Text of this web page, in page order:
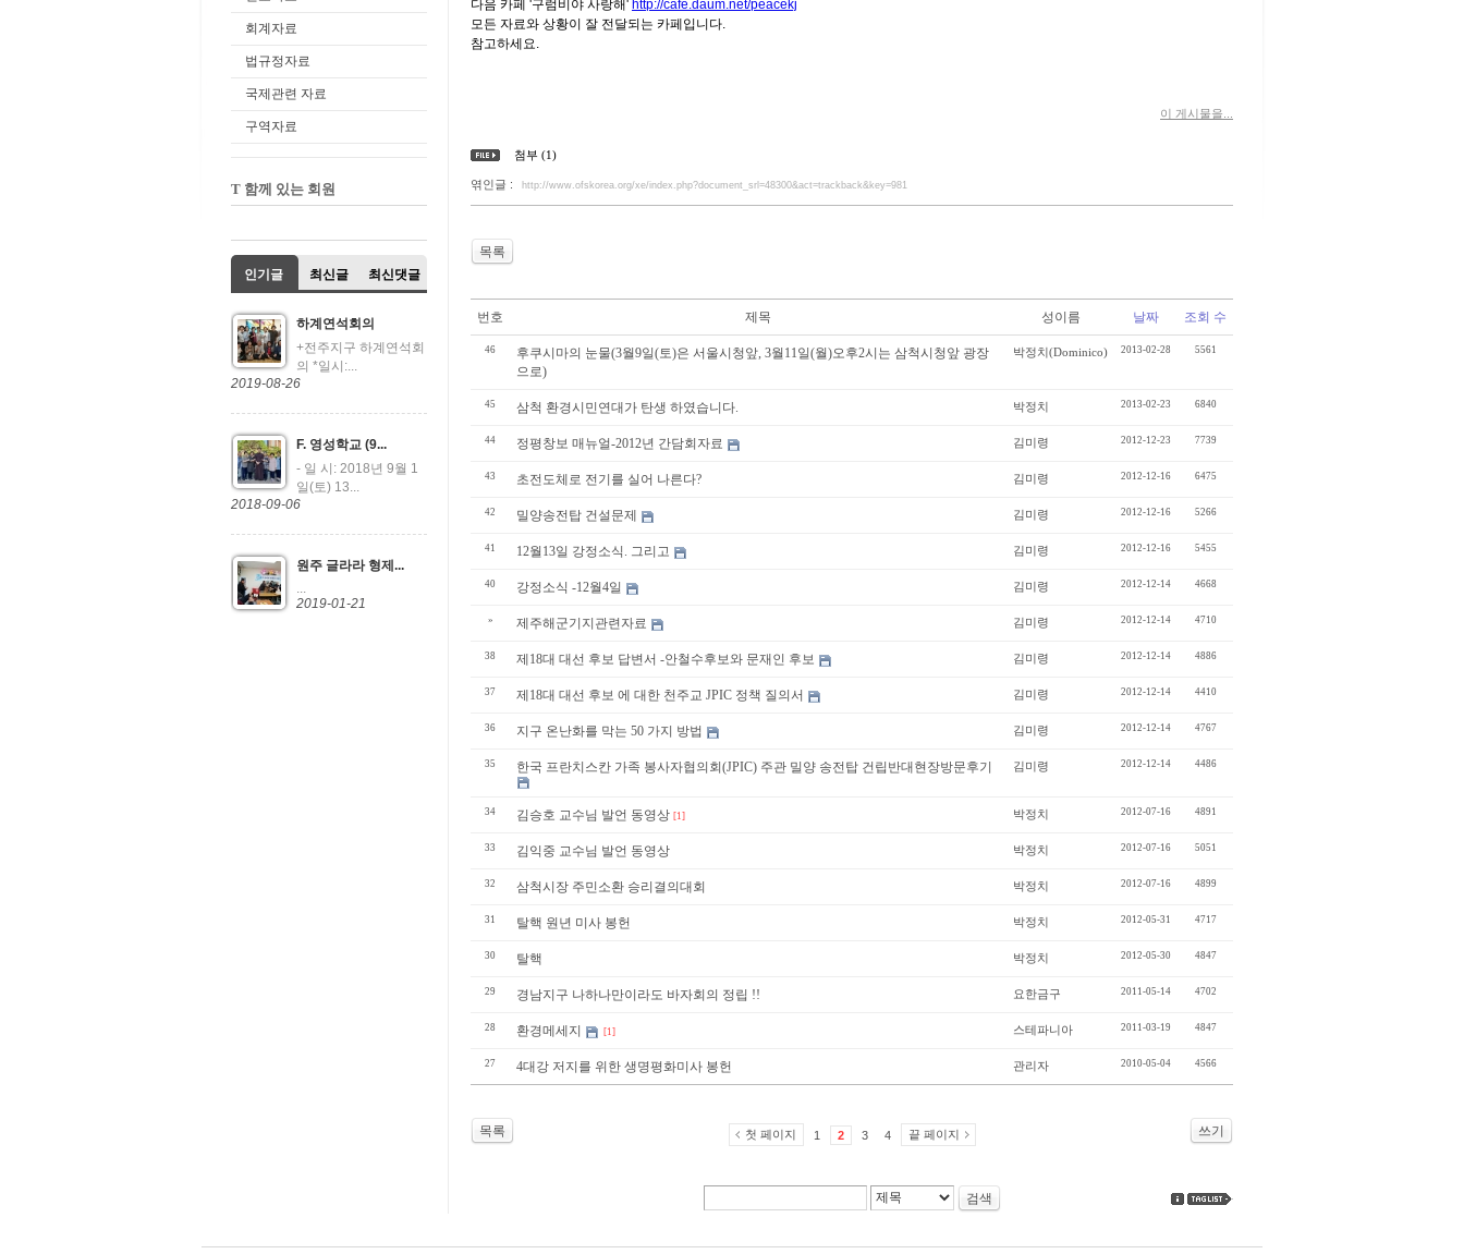
다음 카페 '구럼비야 사랑해' http://cafe.daum.net/peacekj
모든 자료와 상황이 잘 전달되는 카페입니다.
참고하세요.
이 게시물을...
첨부 (1)
엮인글 : http://www.ofskorea.org/xe/index.php?document_srl=48300&act=trackback&key=981
목록
번호 제목 성이름 날짜 조회 수
46
후쿠시마의 눈물(3월9일(토)은 서울시청앞, 3월11일(월)오후2시는 삼척시청앞 광장
으로)
박정치(Dominico) 2013-02-28 5561
45 삼척 환경시민연대가 탄생 하였습니다. 박정치 2013-02-23 6840
44 정평창보 매뉴얼-2012년 간담회자료 김미령 2012-12-23 7739
43 초전도체로 전기를 실어 나른다? 김미령 2012-12-16 6475
42 밀양송전탑 건설문제 김미령 2012-12-16 5266
41 12월13일 강정소식. 그리고 김미령 2012-12-16 5455
40 강정소식 -12월4일 김미령 2012-12-14 4668
» 제주해군기지관련자료 김미령 2012-12-14 4710
38 제18대 대선 후보 답변서 -안철수후보와 문재인 후보 김미령 2012-12-14 4886
37 제18대 대선 후보 에 대한 천주교 JPIC 정책 질의서 김미령 2012-12-14 4410
36 지구 온난화를 막는 50 가지 방법 김미령 2012-12-14 4767
35 한국 프란치스칸 가족 봉사자협의회(JPIC) 주관 밀양 송전탑 건립반대현장방문후기 김미령 2012-12-14 4486
34 김승호 교수님 발언 동영상 [1] 박정치 2012-07-16 4891
33 김익중 교수님 발언 동영상 박정치 2012-07-16 5051
32 삼척시장 주민소환 승리결의대회 박정치 2012-07-16 4899
31 탈핵 원년 미사 봉헌 박정치 2012-05-31 4717
30 탈핵 박정치 2012-05-30 4847
29 경남지구 나하나만이라도 바자회의 정립 !! 요한금구 2011-05-14 4702
28 환경메세지 [1] 스테파니아 2011-03-19 4847
27 4대강 저지를 위한 생명평화미사 봉헌 관리자 2010-05-04 4566
목록 쓰기
첫 페이지 1 2 3 4 끝 페이지
검색
회계자료
법규정자료
국제관련 자료
구역자료
T 함께 있는 회원
인기글 최신글 최신댓글
하계연석회의
+전주지구 하계연석회
의 *일시:...
2019-08-26
F. 영성학교 (9...
- 일 시: 2018년 9월 1
일(토) 13...
2018-09-06
원주 글라라 형제...
...
2019-01-21